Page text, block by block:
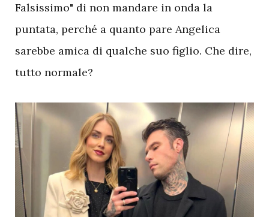
Falsissimo" di non mandare in onda la
puntata, perché a quanto pare Angelica
sarebbe amica di qualche suo figlio. Che dire,
tutto normale?